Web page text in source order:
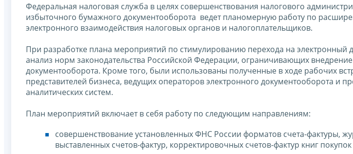
Федеральная налоговая служба в целях совершенствования налогового
избыточного бумажного документооборота ведет планомерную работу по
электронного взаимодействия налоговых органов и налогоплательщиков.
При разработке плана мероприятий по стимулированию перехода на электронный
анализ норм законодательства Российской Федерации, ограничивающих
документооборота. Кроме того, были использованы полученные в ходе рабочих
представителей бизнеса, ведущих операторов электронного документооборота и
аналитических систем.
План мероприятий включает в себя работу по следующим направлениям:
совершенствование установленных ФНС России форматов счета-фактуры,
выставленных счетов-фактур, корректировочных счетов-фактур книг